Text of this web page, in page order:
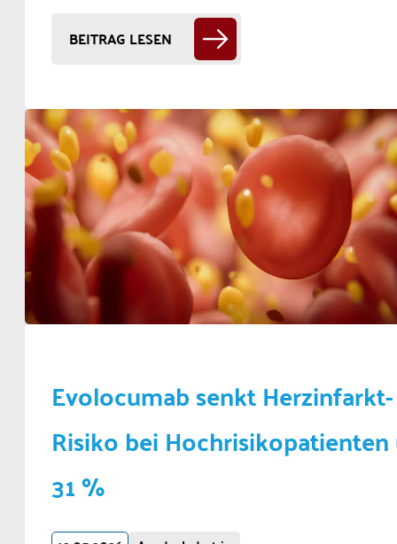
BEITRAG LESEN
Evolocumab senkt Herzinfarkt-
Risiko bei
31 %